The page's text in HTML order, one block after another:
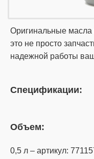
Оригинальные масла
это не просто
надежной работы
Спецификации:
Объем:
0,5 л – артикул: